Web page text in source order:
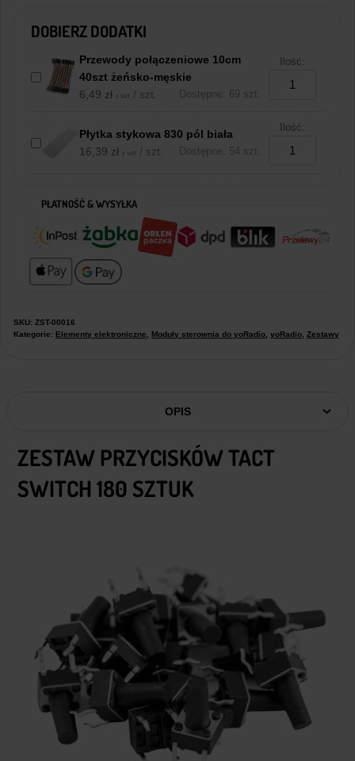
DOBIERZ DODATKI
Przewody połączeniowe 10cm
40szt żeńsko-męskie
6,49 zł z VAT / szt. Dostępne: 69 szt.
Ilość:
Płytka stykowa 830 pól biała
16,39 zł z VAT / szt. Dostępne: 54 szt.
Ilość:
PŁATNOŚĆ & WYSYŁKA
SKU: ZST-00016
Kategorie: Elementy elektroniczne Moduły sterownia do yoRadio yoRadio Zestawy
OPIS
ZESTAW PRZYCISKÓW TACT
SWITCH 180 SZTUK